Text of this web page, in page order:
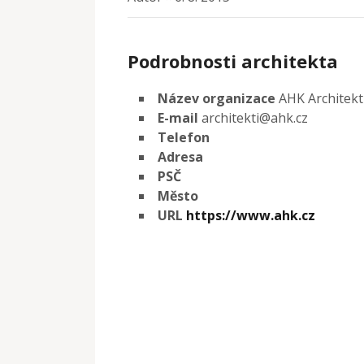
Podrobnosti architekta
Název organizace AHK
E-mail architekti@ahk.cz
Telefon
Adresa
PSČ
Město
URL https://www.ahk.cz